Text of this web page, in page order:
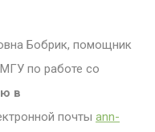
Бобрик, помощник
по работе со
в
почты ann-